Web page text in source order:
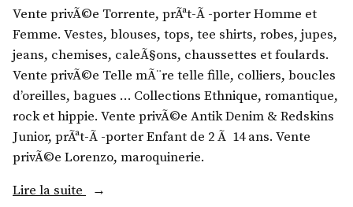
m
p
r
i
v
e
»
,
N
o
c
t
u
r
n
e
n
t
e
,
B
a
c
Vente privÃ©e Torrente, prÃªt-Ã -porter Homme et
Femme. Vestes, blouses, tops, tee shirts, robes, jupes,
jeans, chemises, caleÃ§ons, chaussettes et foulards.
Vente privÃ©e Telle mÃ¨re telle fille, colliers, boucles
d’oreilles, bagues … Collections Ethnique, romantique,
rock et hippie. Vente privÃ©e Antik Denim & Redskins
Junior, prÃªt-Ã -porter Enfant de 2 Ã 14 ans. Vente
privÃ©e Lorenzo, maroquinerie.
Lire la suite